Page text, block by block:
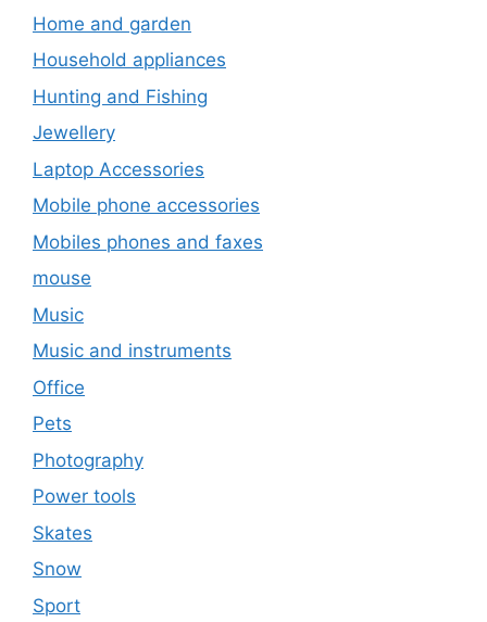
Home and garden
Household appliances
Hunting and Fishing
Jewellery
Laptop Accessories
Mobile phone accessories
Mobiles phones and faxes
mouse
Music
Music and instruments
Office
Pets
Photography
Power tools
Skates
Snow
Sport